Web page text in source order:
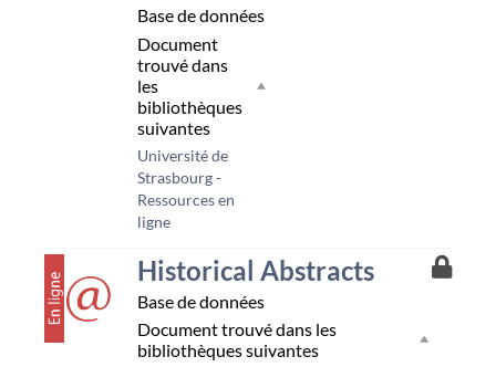
Base de données
Document
trouvé dans
les
bibliothèques
suivantes
Université de
Strasbourg -
Ressources en
ligne
Historical Abstracts
Base de données
Document trouvé dans les
bibliothèques suivantes
Accès
à